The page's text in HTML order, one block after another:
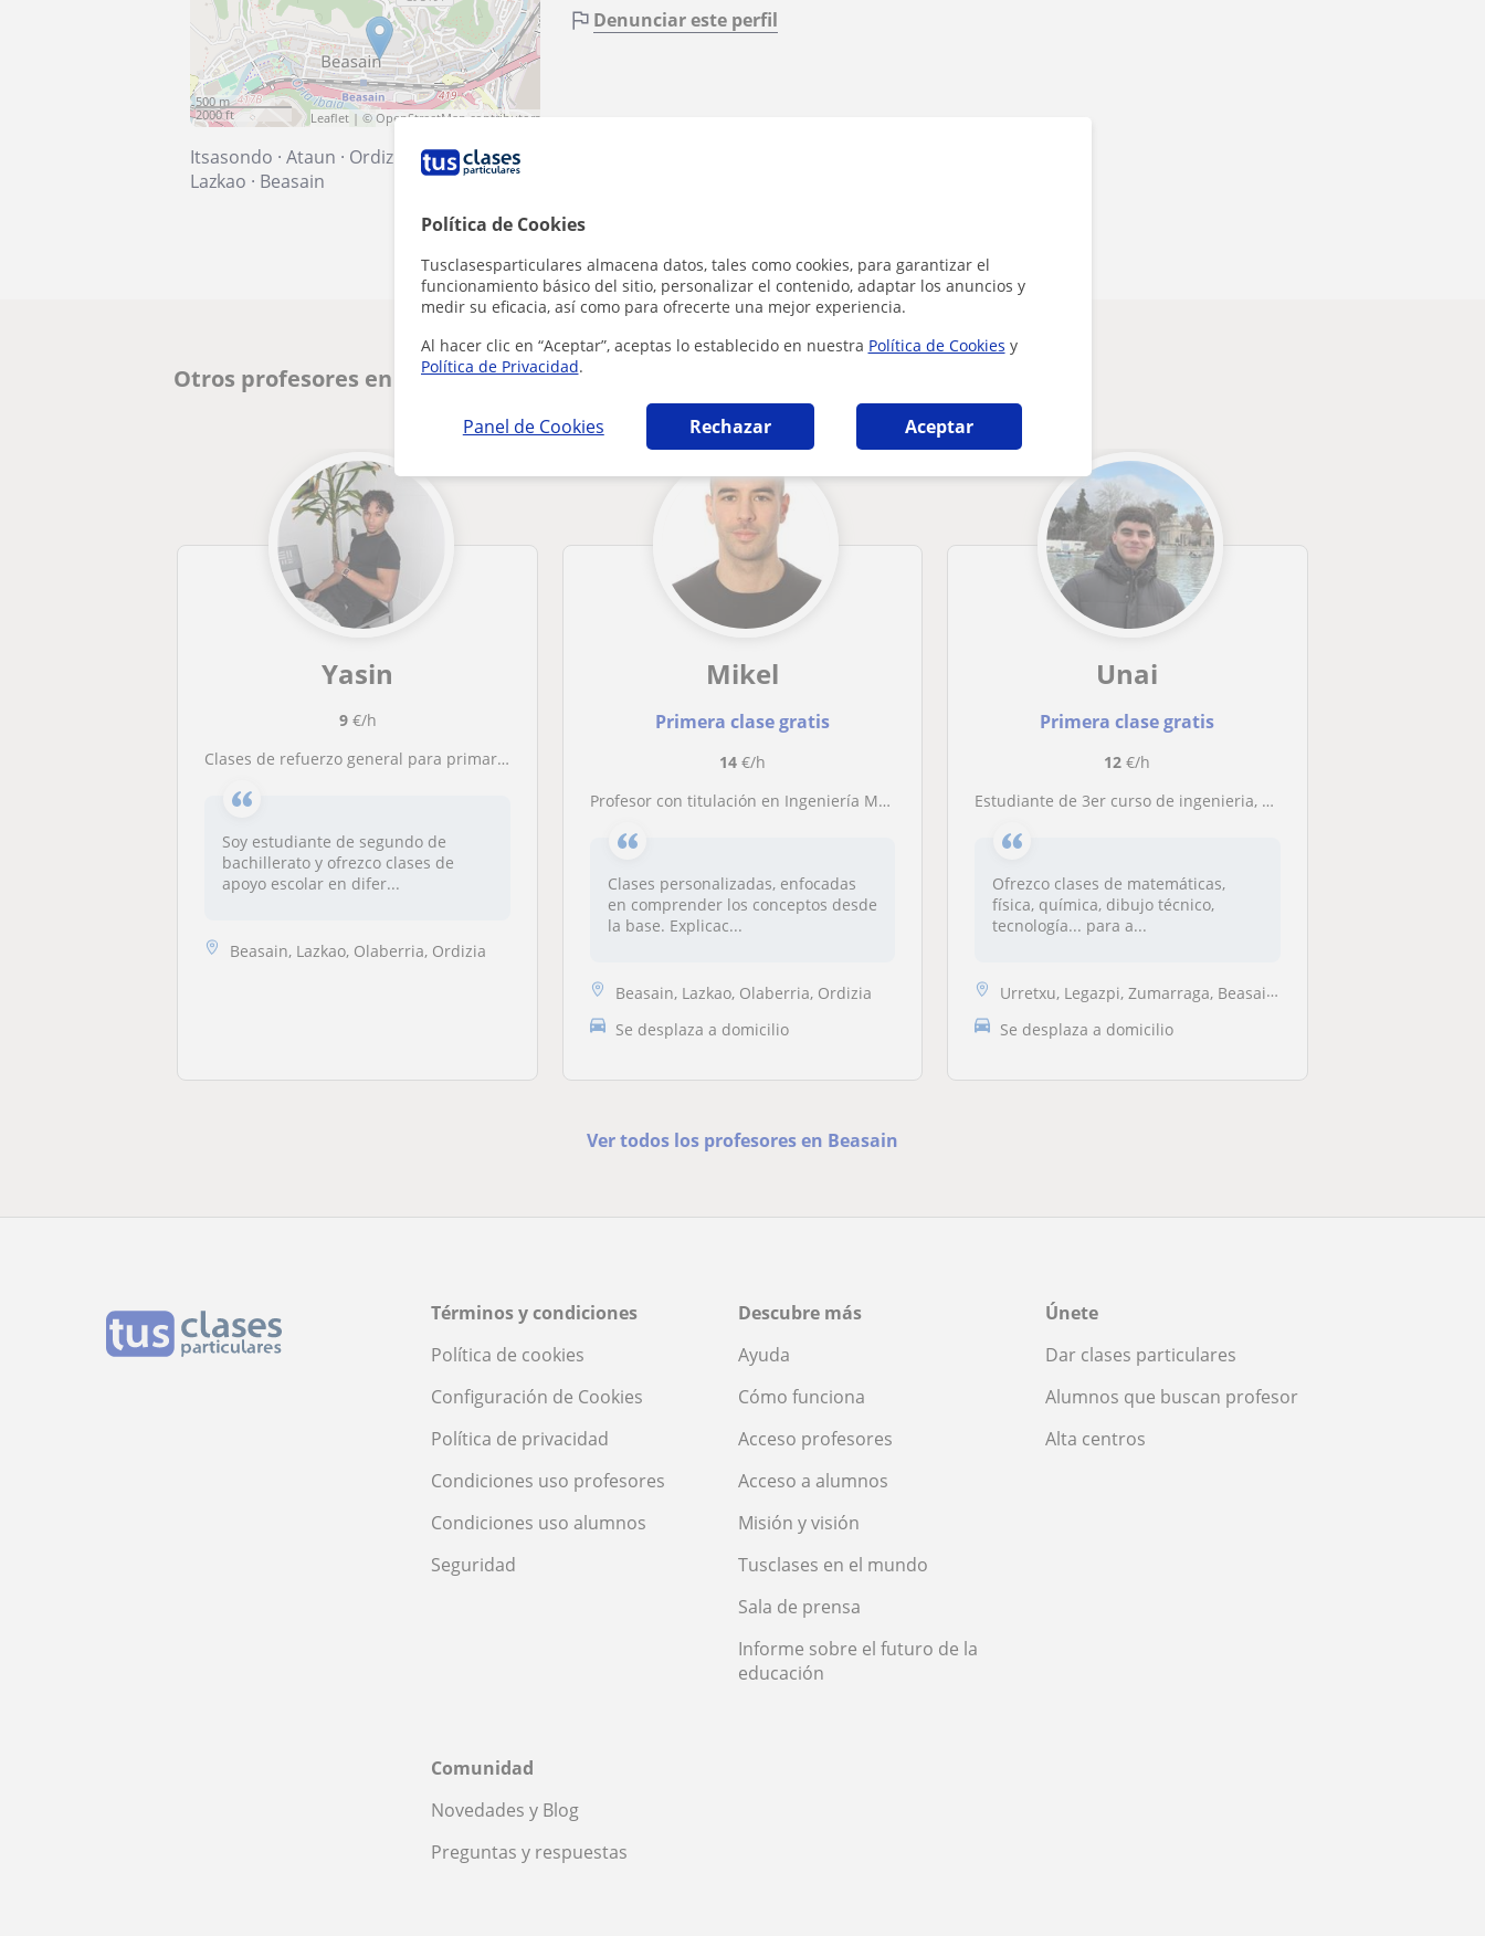
Política de Cookies
Tusclasesparticulares almacena datos, tales como cookies, para garantizar el
funcionamiento básico del sitio, personalizar el contenido, adaptar los anuncios y
medir su eficacia, así como para ofrecerte una mejor experiencia.
Al hacer clic en “Aceptar”, aceptas lo establecido en nuestra Política de Cookies y
Política de Privacidad.
Panel de Cookies Rechazar Aceptar
500 m
2000 ft
Leaflet | ©OpenStreetMap contributors
Itsasondo · Ataun · Ordizia Olaberria·
Lazkao · Beasain
Denunciar este perfil
Otros profesores en Beasain que pueden interesarte
Yasin
9€/h
Clases de refuerzo general para primaria y ESO con estudiante de bachillerato
Soy estudiante de segundo de
bachillerato y ofrezco clases de
apoyo escolar en difer...
Beasain, Lazkao, Olaberria, Ordizia
Mikel
Primera clase gratis
14€/h
Profesor con titulación en Ingeniería Mecánica e Industrial
Clases personalizadas, enfocadas
en comprender los conceptos desde
la base. Explicac...
Beasain, Lazkao, Olaberria, Ordizia
Se desplaza a domicilio
Unai
Primera clase gratis
12 €/h
Estudiante de 3er curso de ingenieria, con vocación por la enseñanza.
Ofrezco clases de matemáticas,
física, química, dibujo técnico,
tecnología... para a...
Urretxu, Legazpi, Zumarraga, Beasain, Bergara, Arrasate O Mondragon
Se desplaza a domicilio
Ver todos los profesores en Beasain
Términos y condiciones
Política de cookies
Configuración de Cookies
Política de privacidad
Condiciones uso profesores
Condiciones uso alumnos
Seguridad
Descubre más
Ayuda
Cómo funciona
Acceso profesores
Acceso a alumnos
Misión y visión
Tusclases en el mundo
Sala de prensa
Informe sobre el futuro de la
educación
Únete
Dar clases particulares
Alumnos que buscan profesor
Alta centros
Comunidad
Novedades y Blog
Preguntas y respuestas